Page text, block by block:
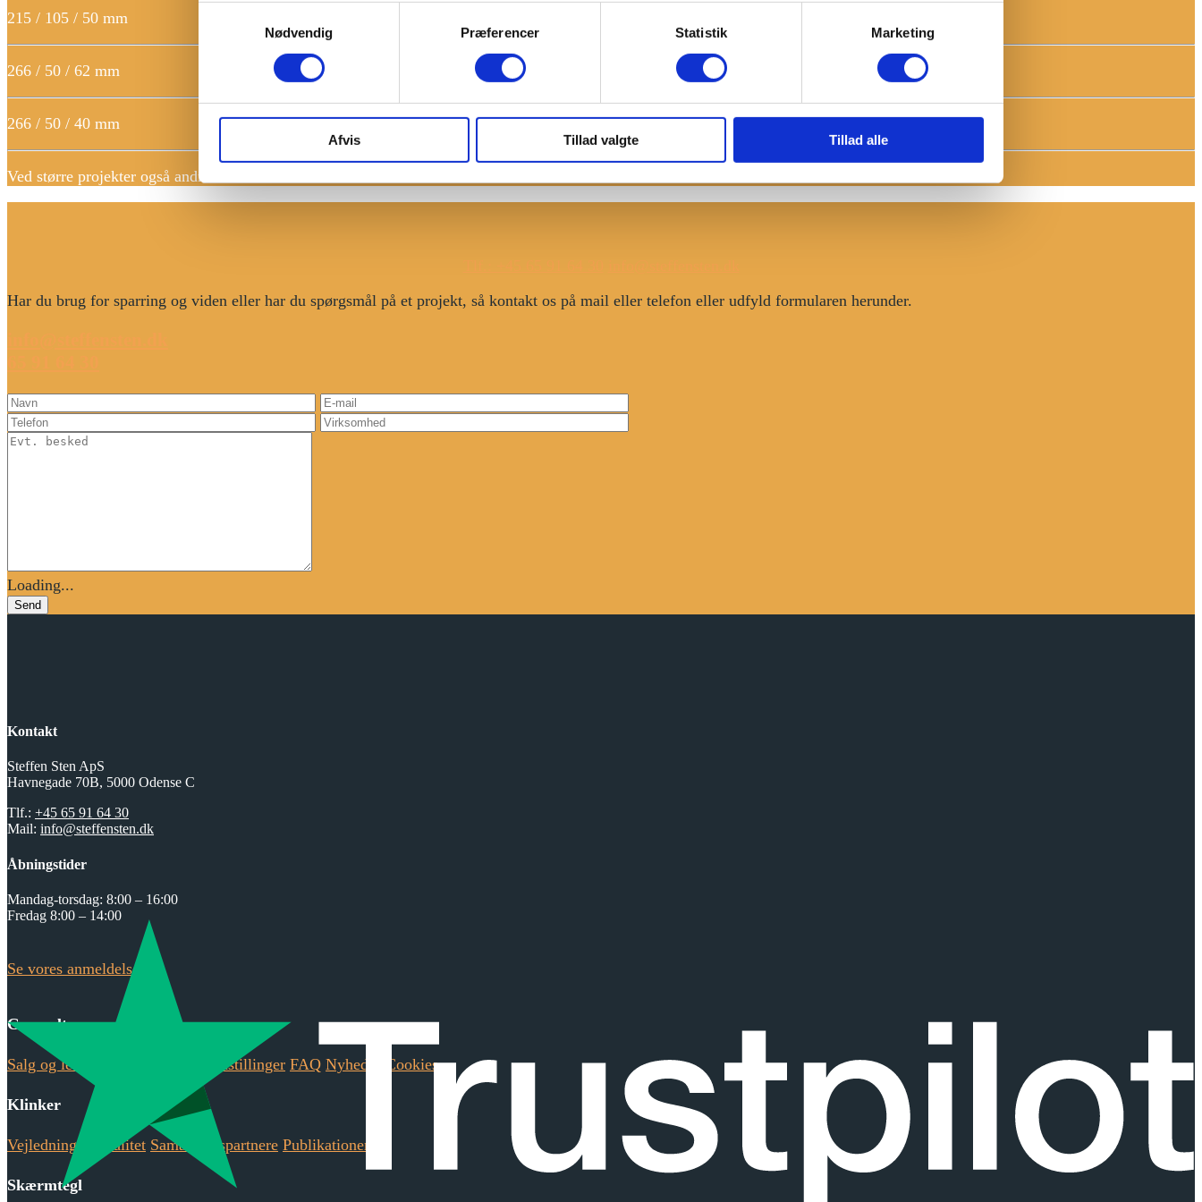
Nødvendig
Præferencer Statistik Marketing
Afvis Tillad valgte Tillad alle
215 / 105 / 50 mm
266 / 50 / 62 mm
266 / 50 / 40 mm
Ved større projekter også andre formater
Har du brug for sparring og viden eller har du spørgsmål på et projekt, så kontakt os på mail eller telefon eller udfyld formularen herunder.
Loading...
Send
Kontakt
Steffen Sten ApS
Havnegade 70B, 5000 Odense C
Tlf.: +45 65 91 64 30
Mail: info@steffensten.dk
Åbningstider
Mandag-torsdag: 8:00 – 16:00
Fredag 8:00 – 14:00
Se vores anmeldelser på
Generelt
Salg og levering Udstillinger FAQ Nyheder Cookies
Klinker
Vejledninger Kvalitet Samarbejdspartnere Publikationer
Skærmtegl